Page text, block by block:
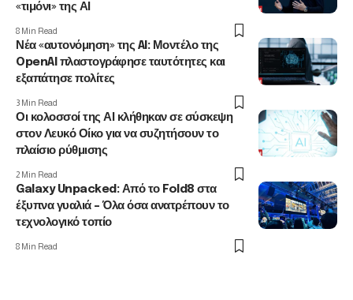
«τιμόνι» της ΑΙ
8 Min Read
Νέα «αυτονόμηση» της AI: Μοντέλο της
OpenAI πλαστογράφησε ταυτότητες και
εξαπάτησε πολίτες
3 Min Read
Οι κολοσσοί της ΑΙ κλήθηκαν σε σύσκεψη
στον Λευκό Οίκο για να συζητήσουν το
πλαίσιο ρύθμισης
2 Min Read
Galaxy Unpacked: Από το Fold8 στα
έξυπνα γυαλιά – Όλα όσα ανατρέπουν το
τεχνολογικό τοπίο
8 Min Read